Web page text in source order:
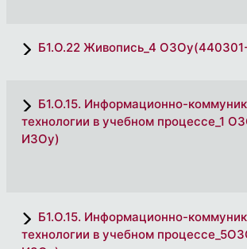
Б1.О.22 Живопись_4
Б1.О.15. Информационно-
технологии в учебном процессе_1
ИЗОу)
Б1.О.15. Информационно-
технологии в учебном